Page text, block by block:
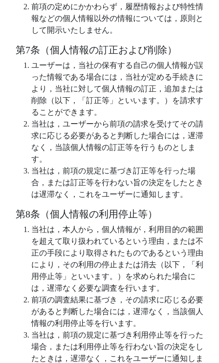
前項の定めにかかわらず，履歴情報および特性情
報などの個人情報以外の情報については，原則と
して開示いたしません。
第7条（個人情報の訂正および削除）
ユーザーは，当社の保有する自己の個人情報が誤
った情報である場合には，当社が定める手続きに
より，当社に対して個人情報の訂正，追加または
削除（以下，「訂正等」といいます。）を請求す
ることができます。
当社は，ユーザーから前項の請求を受けてその請
求に応じる必要があると判断した場合には，遅滞
なく，当該個人情報の訂正等を行うものとしま
す。
当社は，前項の規定に基づき訂正等を行った場
合，または訂正等を行わない旨の決定をしたとき
は遅滞なく，これをユーザーに通知します。
第8条（個人情報の利用停止等）
当社は，本人から，個人情報が，利用目的の範囲
を超えて取り扱われているという理由，または不
正の手段により取得されたものであるという理由
により，その利用の停止または消去（以下，「利
用停止等」といいます。）を求められた場合に
は，遅滞なく必要な調査を行います。
前項の調査結果に基づき，その請求に応じる必要
があると判断した場合には，遅滞なく，当該個人
情報の利用停止等を行います。
当社は，前項の規定に基づき利用停止等を行った
場合，または利用停止等を行わない旨の決定をし
たときは，遅滞なく，これをユーザーに通知しま